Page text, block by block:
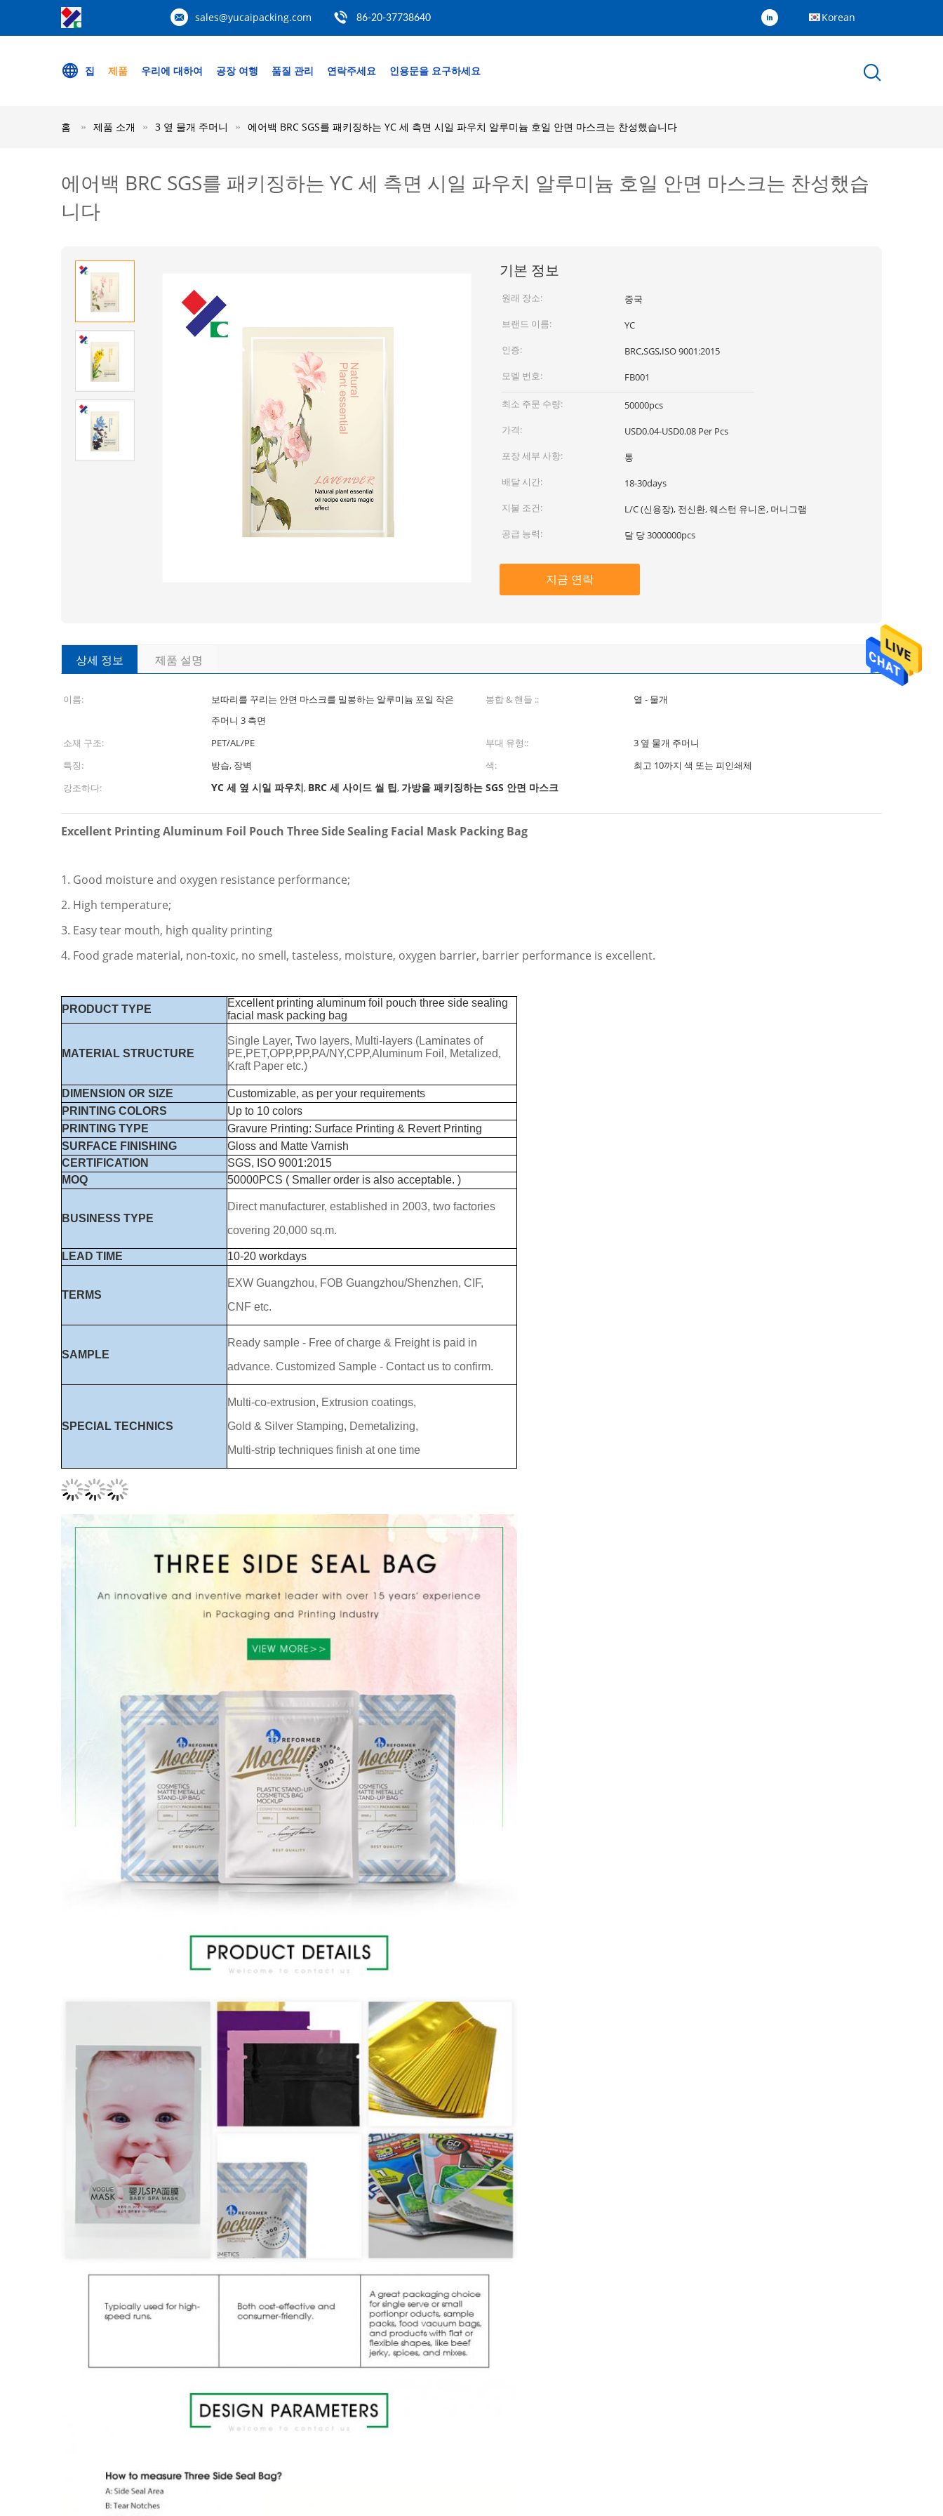
sales@yucaipacking.com 86-20-37738640 Korean
집 제품 우리에 대하여 공장 여행 품질 관리 연락주세요 인용문을 요구하세요
홈 제품 소개 3 옆 물개 주머니 에어백 BRC SGS를 패키징하는 YC 세 측면 시일 파우치 알루미늄 호일 안면 마스크는 찬성했습니다
에어백 BRC SGS를 패키징하는 YC 세 측면 시일 파우치 알루미늄 호일 안면 마스크는 찬성했습
니다
기본 정보
원래 장소:
중국
브랜드 이름:
YC
인증:
BRC,SGS,ISO 9001:2015
모델 번호:
FB001
최소 주문 수량:
50000pcs
가격:
USD0.04-USD0.08 Per Pcs
포장 세부 사항:
통
배달 시간:
18-30days
지불 조건:
L/C (신용장), 전신환, 웨스턴 유니온, 머니그램
공급 능력:
달 당 3000000pcs
지금 연락
상세 정보 제품 설명
이름:
보따리를 꾸리는 안면 마스크를 밀봉하는 알루미늄 포일 작은
주머니 3 측면
봉합 & 핸들 :: 열 - 물개
소재 구조: PET/AL/PE 부대 유형::
3 옆 물개 주머니
특징:
방습, 장벽 색:
최고 10까지 색 또는 피인쇄체
강조하다:
YC 세 옆 시일 파우치, BRC 세 사이드 씰 팁, 가방을 패키징하는 SGS 안면 마스크
Excellent Printing Aluminum Foil Pouch Three Side Sealing Facial Mask Packing Bag
1. Good moisture and oxygen resistance performance;
2. High temperature;
3. Easy tear mouth, high quality printing
4. Food grade material, non-toxic, no smell, tasteless, moisture, oxygen barrier, barrier performance is excellent.
PRODUCT TYPE
Excellent printing aluminum foil pouch three side sealing
facial mask packing bag
MATERIAL STRUCTURE
Single Layer, Two layers, Multi-layers (Laminates of
PE,PET,OPP,PP,PA/NY,CPP,Aluminum Foil, Metalized,
Kraft Paper etc.)
DIMENSION OR SIZE
Customizable, as per your requirements
PRINTING COLORS
Up to 10 colors
PRINTING TYPE
Gravure Printing: Surface Printing & Revert Printing
SURFACE FINISHING
Gloss and Matte Varnish
CERTIFICATION
SGS, ISO 9001:2015
MOQ
50000PCS ( Smaller order is also acceptable. )
BUSINESS TYPE
Direct manufacturer, established in 2003, two factories
covering 20,000 sq.m.
LEAD TIME 10-20 workdays
TERMS
EXW Guangzhou, FOB Guangzhou/Shenzhen, CIF,
CNF etc.
SAMPLE
Ready sample - Free of charge & Freight is paid in
advance. Customized Sample - Contact us to confirm.
SPECIAL TECHNICS
Multi-co-extrusion, Extrusion coatings,
Gold & Silver Stamping, Demetalizing,
Multi-strip techniques finish at one time